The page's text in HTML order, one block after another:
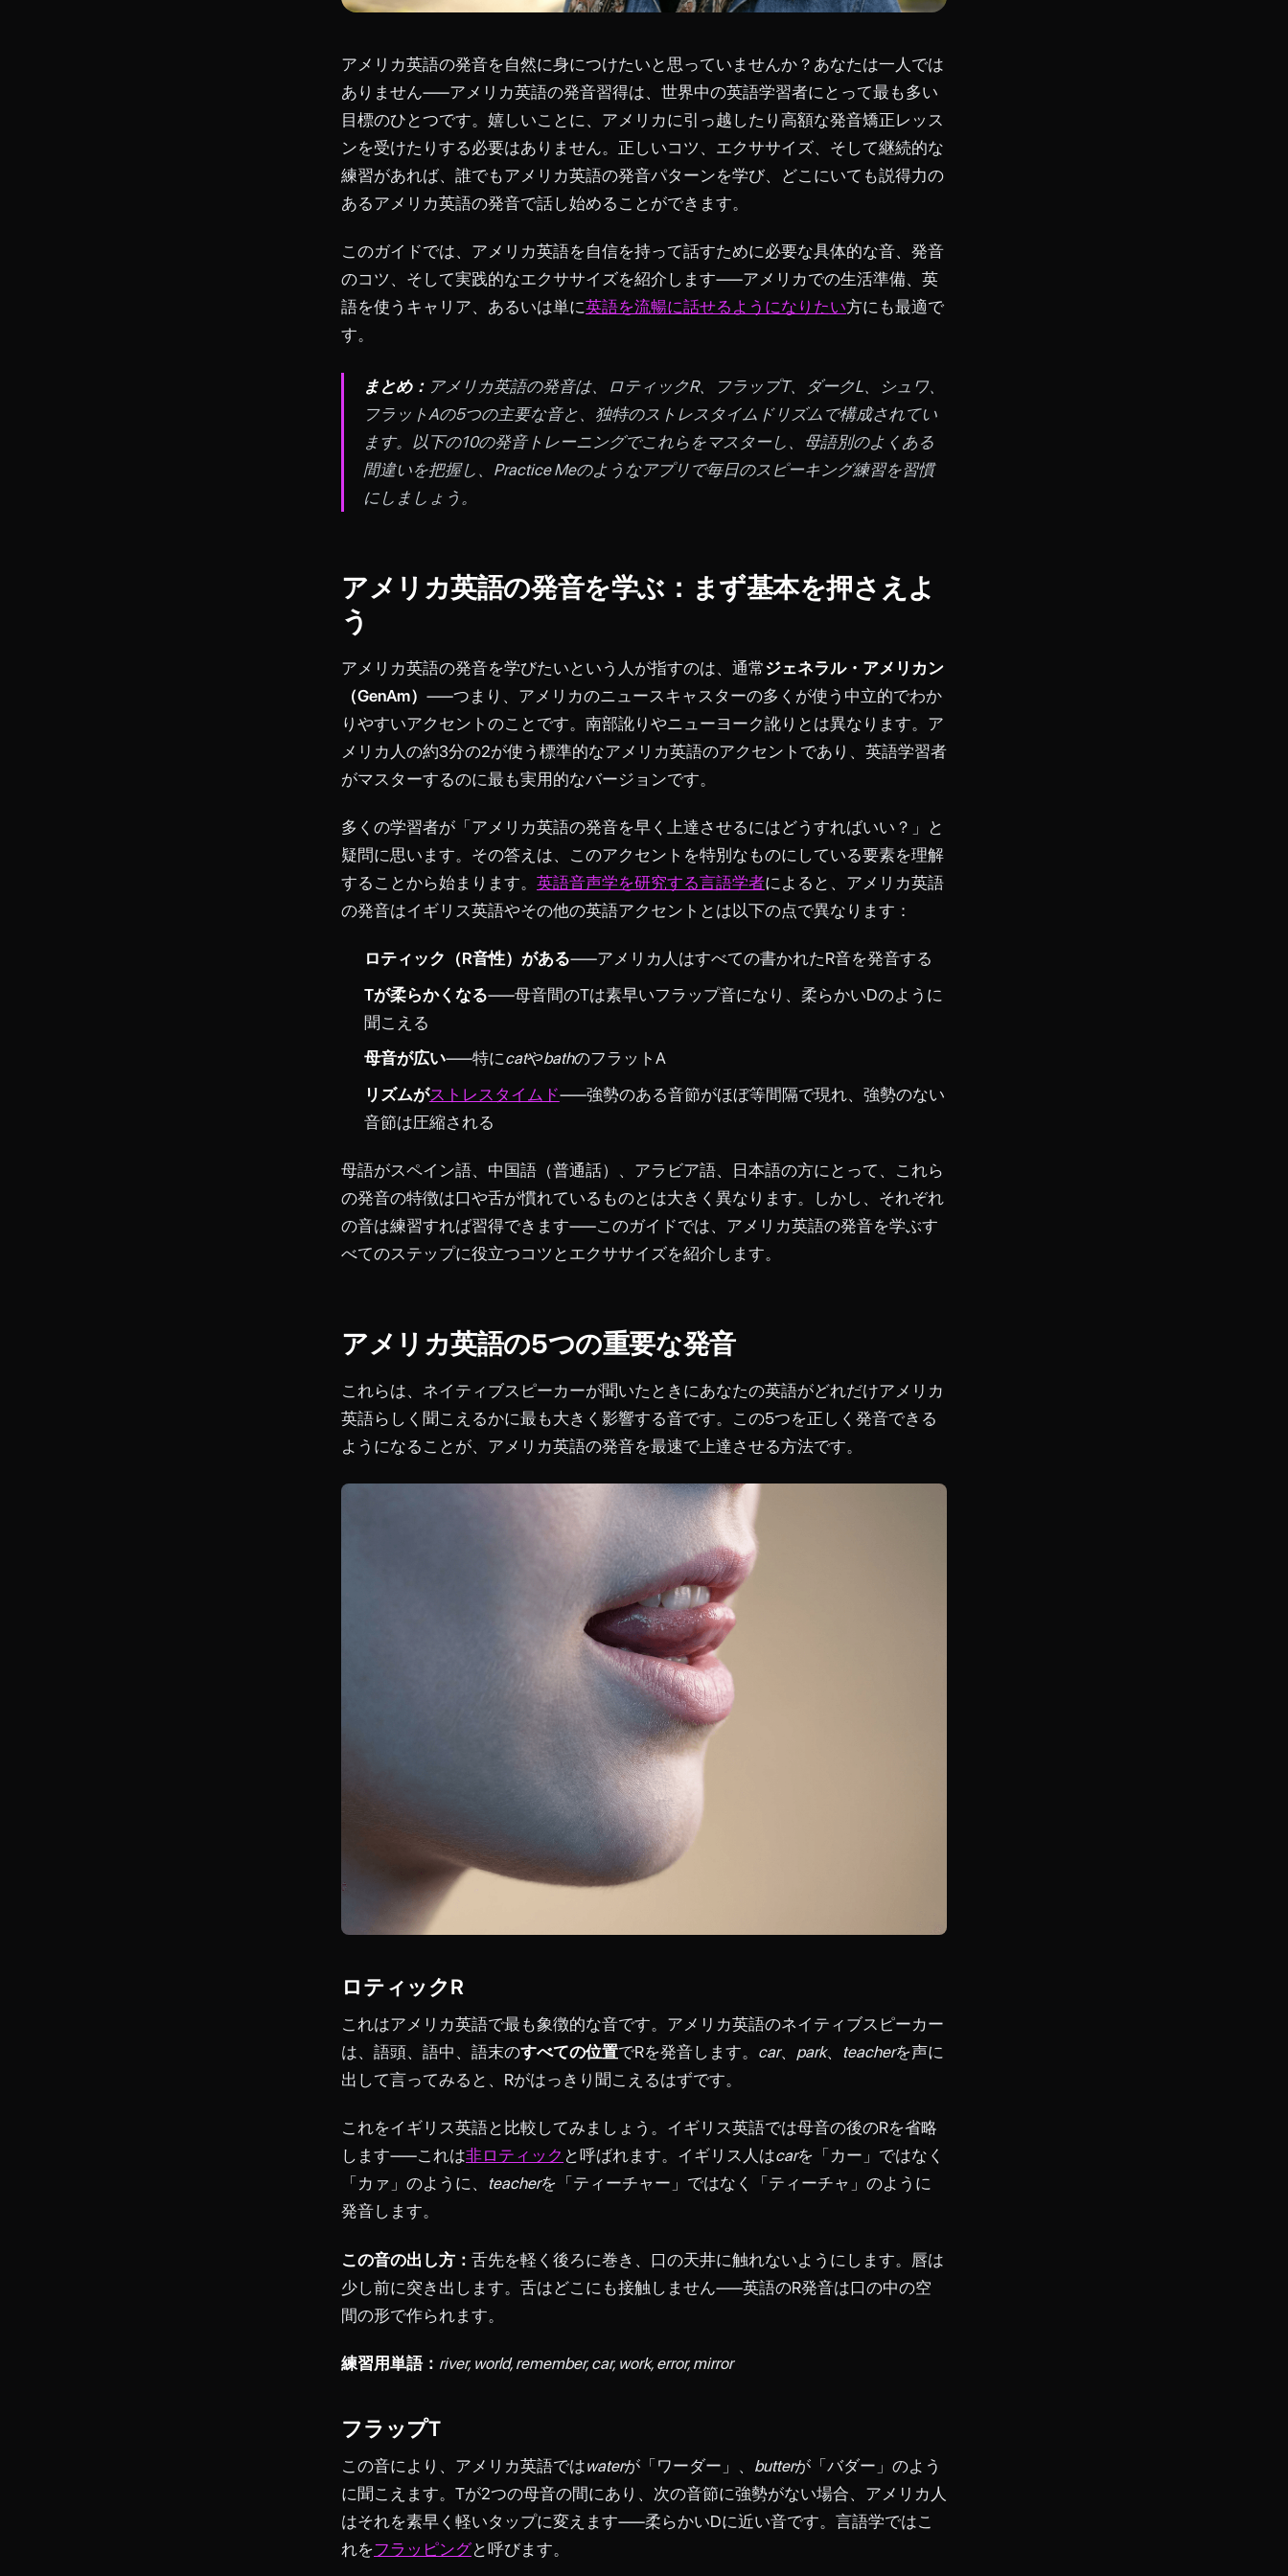
アメリカ英語の発音を自然に身につけたいと思っていませんか？あなたは一人では
ありません——アメリカ英語の発音習得は、世界中の英語学習者にとって最も多い
目標のひとつです。嬉しいことに、アメリカに引っ越したり高額な発音矯正レッス
ンを受けたりする必要はありません。正しいコツ、エクササイズ、そして継続的な
練習があれば、誰でもアメリカ英語の発音パターンを学び、どこにいても説得力の
あるアメリカ英語の発音で話し始めることができます。
このガイドでは、アメリカ英語を自信を持って話すために必要な具体的な音、発音
のコツ、そして実践的なエクササイズを紹介します——アメリカでの生活準備、英
語を使うキャリア、あるいは単に英語を流暢に話せるようになりたい方にも最適で
す。
まとめ： アメリカ英語の発音は、ロティックR、フラップT、ダークL、シュワ、
フラットAの5つの主要な音と、独特のストレスタイムドリズムで構成されてい
ます。以下の10の発音トレーニングでこれらをマスターし、母語別のよくある
間違いを把握し、Practice Meのようなアプリで毎日のスピーキング練習を習慣
にしましょう。
アメリカ英語の発音を学ぶ：まず基本を押さえよ
う
アメリカ英語の発音を学びたいという人が指すのは、通常ジェネラル・アメリカン
（GenAm） ——つまり、アメリカのニュースキャスターの多くが使う中立的でわか
りやすいアクセントのことです。南部訛りやニューヨーク訛りとは異なります。ア
メリカ人の約3分の2が使う標準的なアメリカ英語のアクセントであり、英語学習者
がマスターするのに最も実用的なバージョンです。
多くの学習者が「アメリカ英語の発音を早く上達させるにはどうすればいい？」と
疑問に思います。その答えは、このアクセントを特別なものにしている要素を理解
することから始まります。 英語音声学を研究する言語学者によると、アメリカ英語
の発音はイギリス英語やその他の英語アクセントとは以下の点で異なります：
ロティック（R音性）がある——アメリカ人はすべての書かれたR音を発音する
Tが柔らかくなる——母音間のTは素早いフラップ音になり、柔らかいDのように
聞こえる
母音が広い——特にcatやbathのフラットA
リズムがストレスタイムド——強勢のある音節がほぼ等間隔で現れ、強勢のない
音節は圧縮される
母語がスペイン語、中国語（普通話）、アラビア語、日本語の方にとって、これら
の発音の特徴は口や舌が慣れているものとは大きく異なります。しかし、それぞれ
の音は練習すれば習得できます——このガイドでは、アメリカ英語の発音を学ぶす
べてのステップに役立つコツとエクササイズを紹介します。
アメリカ英語の5つの重要な発音
これらは、ネイティブスピーカーが聞いたときにあなたの英語がどれだけアメリカ
英語らしく聞こえるかに最も大きく影響する音です。この5つを正しく発音できる
ようになることが、アメリカ英語の発音を最速で上達させる方法です。
ロティックR
これはアメリカ英語で最も象徴的な音です。アメリカ英語のネイティブスピーカー
は、語頭、語中、語末のすべての位置でRを発音します。 car、 park、 teacherを声に
出して言ってみると、Rがはっきり聞こえるはずです。
これをイギリス英語と比較してみましょう。イギリス英語では母音の後のRを省略
します——これは非ロティック と呼ばれます。イギリス人はcarを「カー」ではなく
「カァ」のように、 teacherを「ティーチャー」ではなく「ティーチャ」のように
発音します。
この音の出し方： 舌先を軽く後ろに巻き、口の天井に触れないようにします。唇は
少し前に突き出します。舌はどこにも接触しません——英語のR発音は口の中の空
間の形で作られます。
練習用単語： river, world, remember, car, work, error, mirror
フラップT
この音により、アメリカ英語ではwaterが「ワーダー」、 butterが「バダー」のよう
に聞こえます。Tが2つの母音の間にあり、次の音節に強勢がない場合、アメリカ人
はそれを素早く軽いタップに変えます——柔らかいDに近い音です。言語学ではこ
れをフラッピングと呼びます。